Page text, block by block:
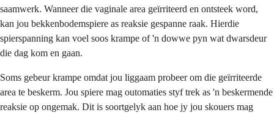
saamwerk. Wanneer die vaginale area geïrriteerd en ontsteek word,
kan jou bekkenbodemspiere as reaksie gespanne raak. Hierdie
spierspanning kan voel soos krampe of 'n dowwe pyn wat dwarsdeur
die dag kom en gaan.
Soms gebeur krampe omdat jou liggaam probeer om die geïrriteerde
area te beskerm. Jou spiere mag outomaties styf trek as 'n beskermende
reaksie op ongemak. Dit is soortgelyk aan hoe jy jou skouers mag